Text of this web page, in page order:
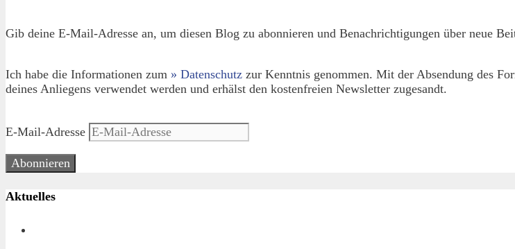
Gib deine E-Mail-Adresse an, um diesen Blog zu abonnieren und Benachrichtigungen über neue
Ich habe die Informationen zum » Datenschutz zur Kenntnis genommen. Mit der Absendung des
deines Anliegens verwendet werden und erhälst den kostenfreien Newsletter zugesandt.
E-Mail-Adresse
Abonnieren
Aktuelles